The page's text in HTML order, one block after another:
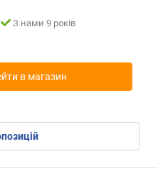
З нами 9 років
в магазин